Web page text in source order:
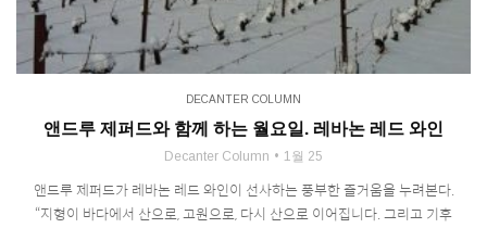
DECANTER COLUMN
앤드루 제퍼드와 함께 하는 월요일. 레바논 레드 와인
Decanter Column 1월 25
앤드루 제퍼드가 레바논 레드 와인이 선사하는 풍부한 즐거움을 누려본다.
“지형이 바다에서 산으로, 고원으로, 다시 산으로 이어집니다. 그리고 기후